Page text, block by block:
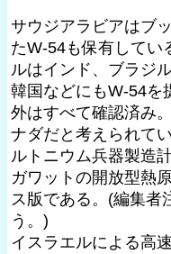
サウジアラビアはブ
たW-54も保有してい
ルはインド、ブラジ
韓国などにもW-54を
外はすべて確認済み
ナダだと考えられて
ルトニウム兵器製造
ガワットの開放型熱
ス版である。(編集者
う。)
イスラエルによる高